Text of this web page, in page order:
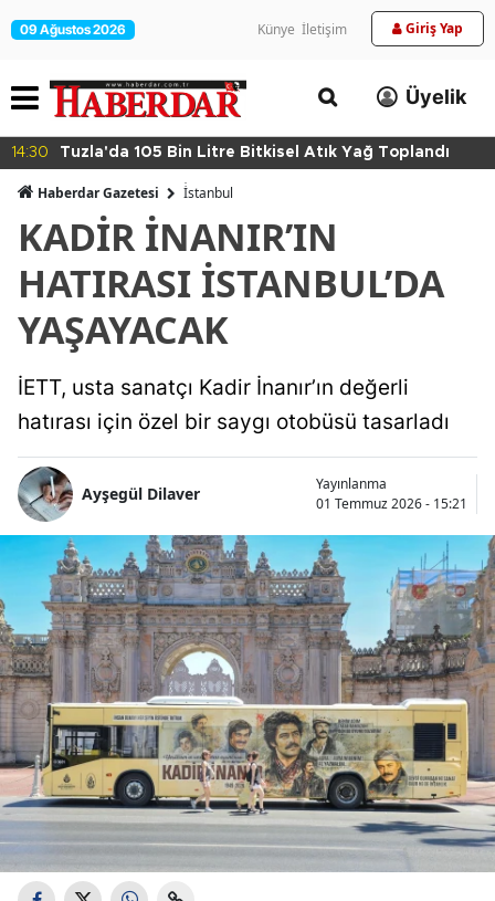
09 Ağustos 2026 Künye İletişim Giriş Yap
Üyelik
14:30 Tuzla'da 105 Bin Litre Bitkisel Atık Yağ Toplandı
Haberdar Gazetesi İ̇stanbul
KADİR İNANIR’IN
HATIRASI İSTANBUL’DA
YAŞAYACAK
İETT, usta sanatçı Kadir İnanır’ın değerli
hatırası için özel bir saygı otobüsü tasarladı
Ayşegül Dilaver
Yayınlanma
01 Temmuz 2026 - 15:21